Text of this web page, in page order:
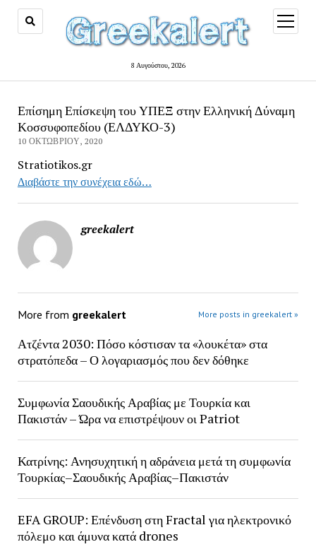
8 Αυγούστου, 2026
open
menu
Επίσημη Επίσκεψη του ΥΠΕΞ στην Ελληνική Δύναμη
Κοσσυφοπεδίου (ΕΛΔΥΚΟ-3)
10 ΟΚΤΩΒΡΊΟΥ, 2020
Stratiotikos.gr
Διαβάστε την συνέχεια εδώ…
greekalert
More from greekalert More posts in greekalert »
Ατζέντα 2030: Πόσο κόστισαν τα «λουκέτα» στα
στρατόπεδα – Ο λογαριασμός που δεν δόθηκε
Συμφωνία Σαουδικής Αραβίας με Τουρκία και
Πακιστάν – Ώρα να επιστρέψουν οι Patriot
Κατρίνης: Ανησυχητική η αδράνεια μετά τη συμφωνία
Τουρκίας–Σαουδικής Αραβίας–Πακιστάν
EFA GROUP: Επένδυση στη Fractal για ηλεκτρονικό
πόλεμο και άμυνα κατά drones